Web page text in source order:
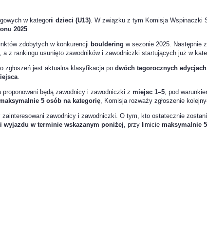
w kategorii dzieci (U13). W związku z tym Komisja Wspinaczki
2025.
zdobytych w konkurencji bouldering w sezonie 2025. Następnie
z rankingu usunięto zawodników i zawodniczki startujących już w
zgłoszeń jest aktualna klasyfikacja po dwóch tegorocznych
.
będą zawodnicy i zawodniczki z miejsc 1–5, pod
5 osób na kategorię, Komisja rozważy zgłoszenie
zawodnicy i zawodniczki. O tym, kto ostatecznie
wyjazdu w terminie wskazanym poniżej, przy limicie maksymalnie